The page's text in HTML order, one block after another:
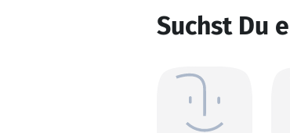
Suchst Du